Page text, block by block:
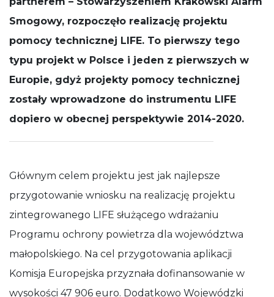
Smogowy, rozpoczęło realizację projektu
pomocy technicznej LIFE. To pierwszy tego
typu projekt w Polsce i jeden z pierwszych w
Europie, gdyż projekty pomocy technicznej
zostały wprowadzone do instrumentu LIFE
dopiero w obecnej perspektywie 2014-2020.
Głównym celem projektu jest jak najlepsze
przygotowanie wniosku na realizację projektu
zintegrowanego LIFE służącego wdrażaniu
Programu ochrony powietrza dla województwa
małopolskiego. Na cel przygotowania aplikacji
Komisja Europejska przyznała dofinansowanie w
wysokości 47 906 euro. Dodatkowo Wojewódzki
najlepiej
Twojej wizyty.
Jeśli odrzucisz
te pliki cookie,
niektóre
funkcje znikną
ze strony